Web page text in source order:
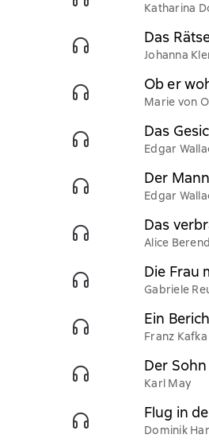
Katharina
Das
Johanna
Ob er
Marie von
Das
Edgar
Der
Edgar
Das
Alice Berend
Die Frau
Gabriele
Ein
Franz Kafka
Der
Karl May
Flug in
Dominik